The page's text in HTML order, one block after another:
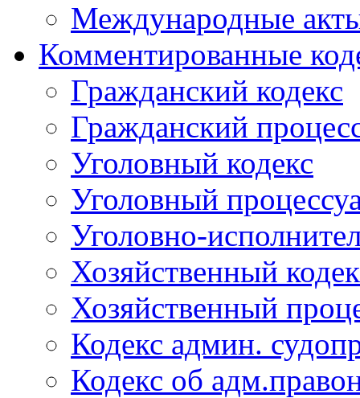
Международные
Комментированные
Гражданский кодекс
Гражданский
Уголовный кодекс
Уголовный
Уголовно-
Хозяйственный
Хозяйственный
Кодекс админ.
Кодекс об